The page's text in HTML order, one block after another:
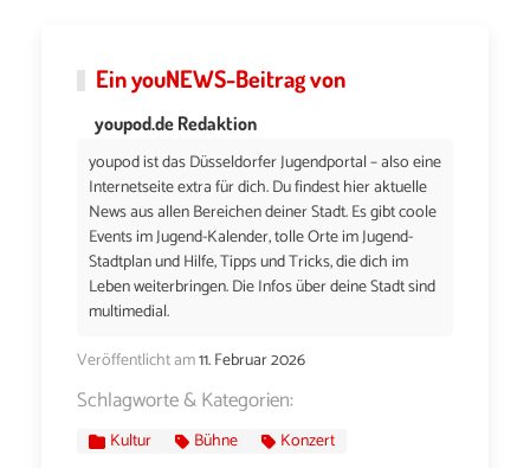
EinyouNEWS-Beitrag von
youpod.de Redaktion
youpod ist das Düsseldorfer Jugendportal – also eine
Internetseite extra für dich. Du findest hier aktuelle
News aus allen Bereichen deiner Stadt. Es gibt coole
Events im Jugend-Kalender, tolle Orte im Jugend-
Stadtplan und Hilfe, Tipps und Tricks, die dich im
Leben weiterbringen. Die Infos über deine Stadt sind
multimedial.
Veröffentlicht am11. Februar 2026
Schlagworte & Kategorien:
Kultur Bühne Konzert